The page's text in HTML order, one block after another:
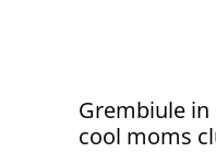
Grembiule
cool moms